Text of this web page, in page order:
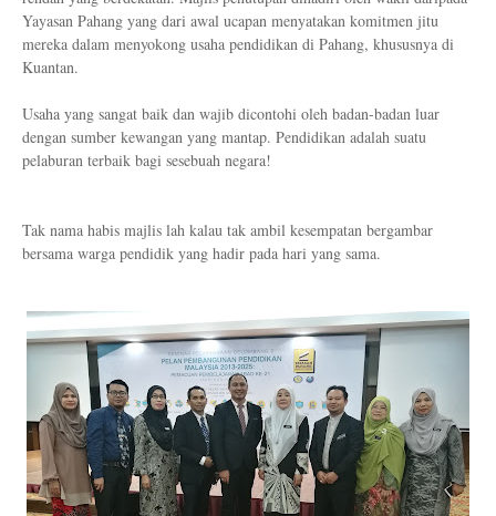
Yayasan Pahang yang dari awal ucapan menyatakan komitmen jitu
mereka dalam menyokong usaha pendidikan di Pahang, khususnya di
Kuantan.
Usaha yang sangat baik dan wajib dicontohi oleh badan-badan luar
dengan sumber kewangan yang mantap. Pendidikan adalah suatu
pelaburan terbaik bagi sesebuah negara!
Tak nama habis majlis lah kalau tak ambil kesempatan bergambar
bersama warga pendidik yang hadir pada hari yang sama.